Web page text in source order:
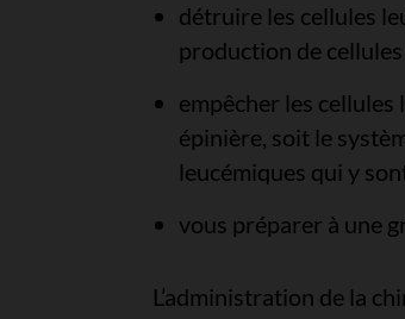
détruire les cellules
production de
empêcher les cellules
épinière, soit le
leucémiques qui y
vous préparer à une
L’administration de la